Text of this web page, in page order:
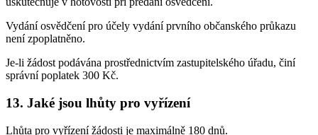
Vydání osvědčení pro účely vydání prvního občanského průkazu
není zpoplatněno.
Je-li žádost podávána prostřednictvím zastupitelského úřadu, činí
správní poplatek 300 Kč.
13. Jaké jsou lhůty pro vyřízení
Lhůta pro vyřízení žádosti je maximálně 180 dnů.